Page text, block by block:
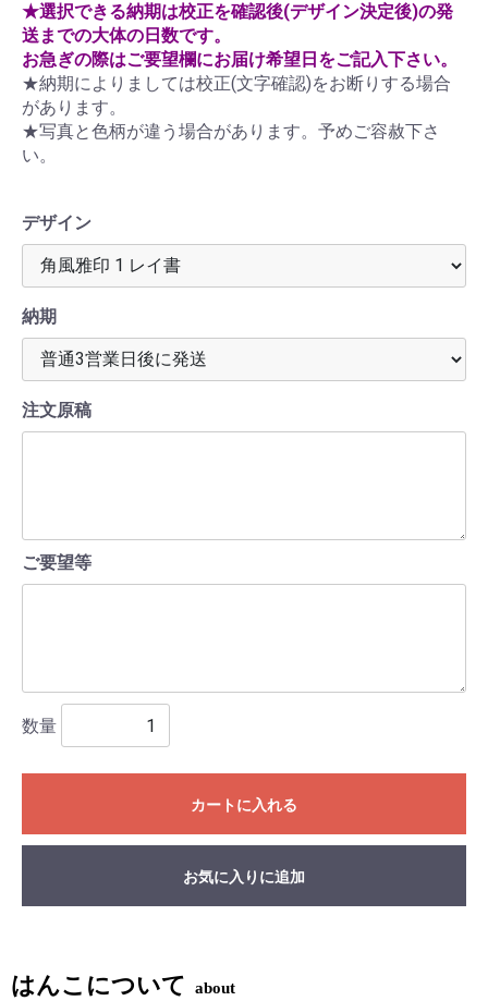
★選択できる納期は校正を確認後(デザイン決定後)の発
送までの大体の日数です。
お急ぎの際はご要望欄にお届け希望日をご記入下さい。
★納期によりましては校正(文字確認)をお断りする場合
があります。
★写真と色柄が違う場合があります。予めご容赦下さ
い。
デザイン
納期
注文原稿
ご要望等
数量
カートに入れる
お気に入りに追加
はんこについて about